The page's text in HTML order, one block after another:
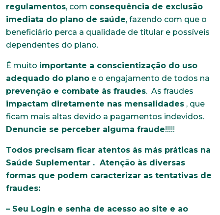
regulamentos, com consequência de exclusão
imediata do plano de saúde, fazendo com que o
beneficiário perca a qualidade de titular e possíveis
dependentes do plano.
É muito importante a conscientização do uso
adequado do plano e o engajamento de todos na
prevenção e combate às fraudes. As fraudes
impactam diretamente nas mensalidades , que
ficam mais altas devido a pagamentos indevidos.
Denuncie se perceber alguma fraude!!!!!
Todos precisam ficar atentos às más práticas na
Saúde Suplementar . Atenção às diversas
formas que podem caracterizar as tentativas de
fraudes:
– Seu Login e senha de acesso ao site e ao